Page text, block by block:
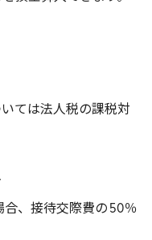
ては法人税の課税対
合、接待交際費の 50％